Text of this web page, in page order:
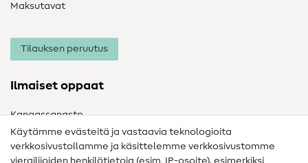
Maksutavat
Tilauksen peruutus
Ilmaiset oppaat
Kangassanasto
Ompelusanasto
Käytämme evästeitä ja vastaavia teknologioita
verkkosivustollamme ja käsittelemme verkkosivustomme
vierailijoiden henkilötietoja (esim. IP-osoite), esimerkiksi